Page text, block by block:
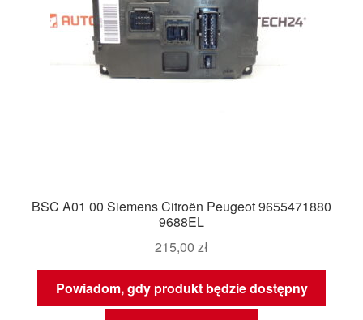
BSC A01 00 Siemens Citroën Peugeot 9655471880
9688EL
215,00 zł
Powiadom, gdy produkt będzie dostępny